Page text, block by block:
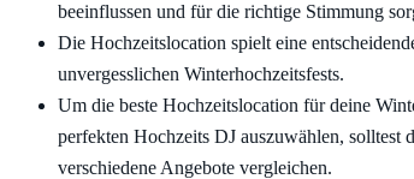
beeinflussen und für die richtige Stimmung
Die Hochzeitslocation spielt eine
unvergesslichen Winterhochzeitsfests.
Um die beste Hochzeitslocation für deine
perfekten Hochzeits DJ auszuwählen, solltest
verschiedene Angebote vergleichen.